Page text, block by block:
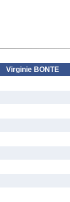
Virginie BONTE